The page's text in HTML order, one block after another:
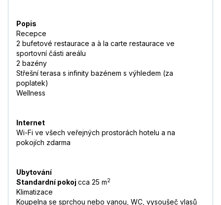
Popis
Recepce
2 bufetové restaurace a à la carte restaurace ve
sportovní části areálu
2 bazény
Střešní terasa s infinity bazénem s výhledem (za
poplatek)
Wellness
Internet
Wi-Fi ve všech veřejných prostorách hotelu a na
pokojích zdarma
Ubytování
Standardní pokoj cca 25 m2
Klimatizace
Koupelna se sprchou nebo vanou, WC, vysoušeč vlasů